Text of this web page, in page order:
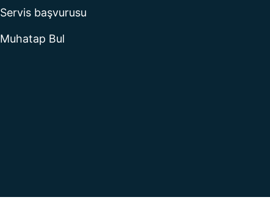
Servis başvurusu
Muhatap Bul